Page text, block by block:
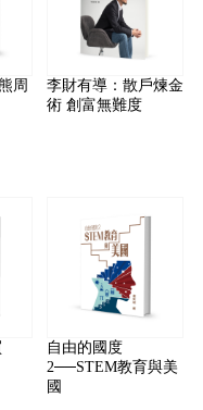
周
李財有導：散戶煉金
術 創富無難度
自由的國度
2──STEM教育與美
國